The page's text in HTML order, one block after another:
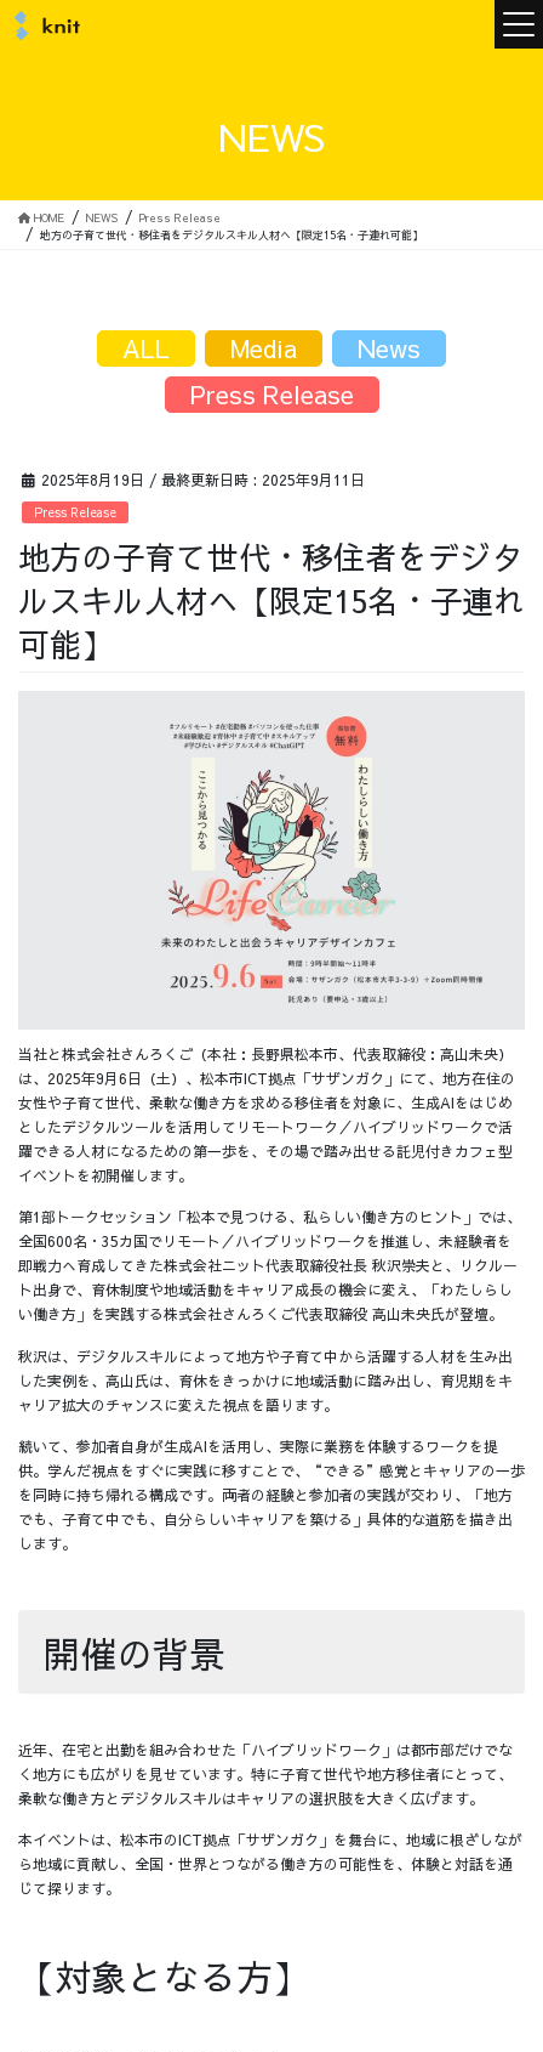
サービス
採用情報
採用情報トップ チームインタビュー01
チームインタビュー02 チームインタビュー03
NEWS
HOME NEWS
Press Release
地方の子育て世代・移住者をデジタルスキル人材へ【限定15名・子連れ可能】
2025年8月19日 / 最終更新日時 : 2025年9月11日
Press Release
地方の子育て世代・移住者をデジタ
ルスキル人材へ【限定15名・子連れ
可能】
当社と株式会社さんろくご（本社：長野県松本市、代表取締役：高山未央）
は、2025年9月6日（土）、松本市ICT拠点「サザンガク」にて、地方在住の
女性や子育て世代、柔軟な働き方を求める移住者を対象に、生成AIをはじめ
としたデジタルツールを活用してリモートワーク／ハイブリッドワークで活
躍できる人材になるための第一歩を、その場で踏み出せる託児付きカフェ型
イベントを初開催します。
第1部トークセッション「松本で見つける、私らしい働き方のヒント」では、
全国600名・35カ国でリモート／ハイブリッドワークを推進し、未経験者を
即戦力へ育成してきた株式会社ニット代表取締役社長 秋沢崇夫と、リクルー
ト出身で、育休制度や地域活動をキャリア成長の機会に変え、「わたしらし
い働き方」を実践する株式会社さんろくご代表取締役 高山未央氏が登壇。
秋沢は、デジタルスキルによって地方や子育て中から活躍する人材を生み出
した実例を、高山氏は、育休をきっかけに地域活動に踏み出し、育児期をキ
ャリア拡大のチャンスに変えた視点を語ります。
続いて、参加者自身が生成AIを活用し、実際に業務を体験するワークを提
供。学んだ視点をすぐに実践に移すことで、“できる”感覚とキャリアの一歩
を同時に持ち帰れる構成です。両者の経験と参加者の実践が交わり、「地方
でも、子育て中でも、自分らしいキャリアを築ける」具体的な道筋を描き出
します。
開催の背景
近年、在宅と出勤を組み合わせた「ハイブリッドワーク」は都市部だけでな
く地方にも広がりを見せています。特に子育て世代や地方移住者にとって、
柔軟な働き方とデジタルスキルはキャリアの選択肢を大きく広げます。
本イベントは、松本市のICT拠点「サザンガク」を舞台に、地域に根ざしなが
ら地域に貢献し、全国・世界とつながる働き方の可能性を、体験と対話を通
じて探ります。
【対象となる方】
ALL Media
News
Press Release